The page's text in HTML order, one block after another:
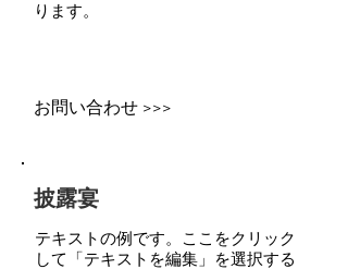
ります。
お問い合わせ >>>
披露宴
テキストの例です。ここをクリック
して「テキストを編集」を選択する